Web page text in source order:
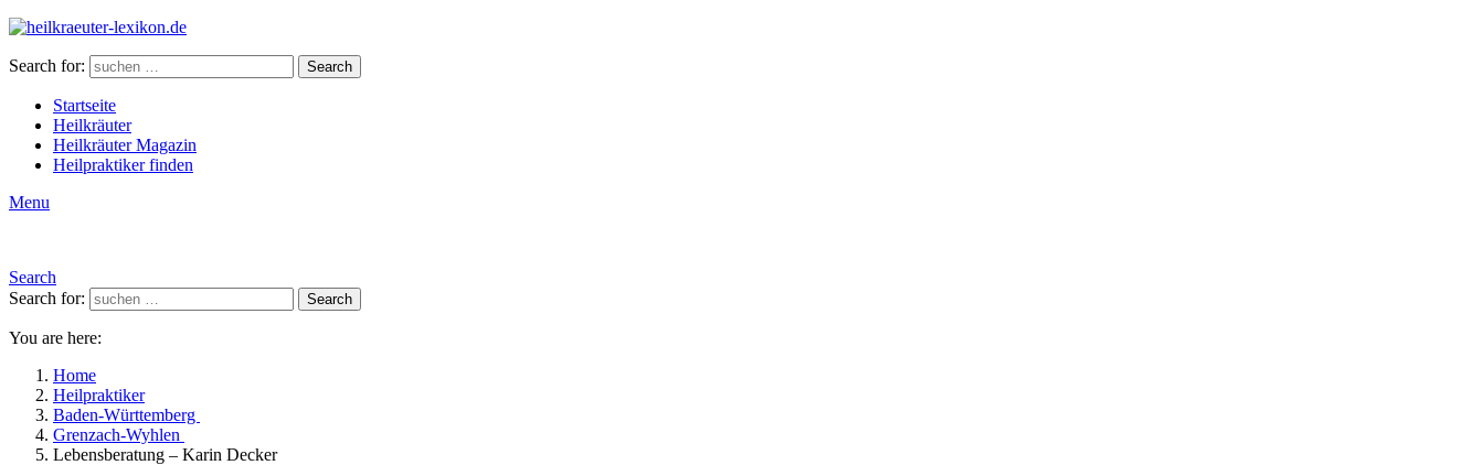
Search for: Search
Startseite
Heilkräuter
Heilkräuter Magazin
Heilpraktiker finden
Menu
Search
Search for:
Search
You are here:
Home
Heilpraktiker
Baden-Württemberg
Grenzach-Wyhlen
Lebensberatung – Karin Decker